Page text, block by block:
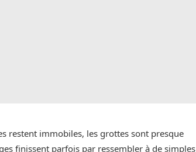
restent immobiles, les grottes sont presque
finissent parfois par ressembler à de simples